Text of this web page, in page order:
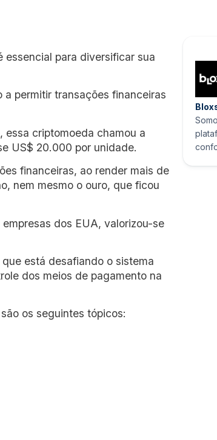
essencial para diversificar sua
permitir transações financeiras
essa criptomoeda chamou a
US$ 20.000 por unidade.
financeiras, ao render mais de
nem mesmo o ouro, que ficou
dos EUA, valorizou-se
que está desafiando o sistema
dos meios de pagamento na
os seguintes tópicos: